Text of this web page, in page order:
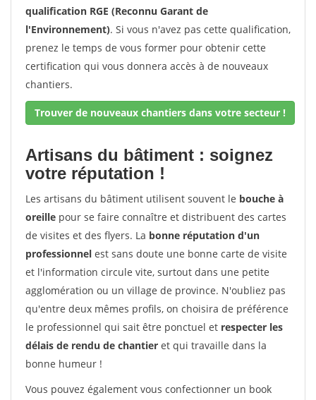
qualification RGE (Reconnu Garant de
l'Environnement). Si vous n'avez pas cette qualification,
prenez le temps de vous former pour obtenir cette
certification qui vous donnera accès à de nouveaux
chantiers.
Trouver de nouveaux chantiers dans votre secteur !
Artisans du bâtiment : soignez
votre réputation !
Les artisans du bâtiment utilisent souvent le bouche à
oreille pour se faire connaître et distribuent des cartes
de visites et des flyers. La bonne réputation d'un
professionnel est sans doute une bonne carte de visite
et l'information circule vite, surtout dans une petite
agglomération ou un village de province. N'oubliez pas
qu'entre deux mêmes profils, on choisira de préférence
le professionnel qui sait être ponctuel et respecter les
délais de rendu de chantier et qui travaille dans la
bonne humeur !
Vous pouvez également vous confectionner un book